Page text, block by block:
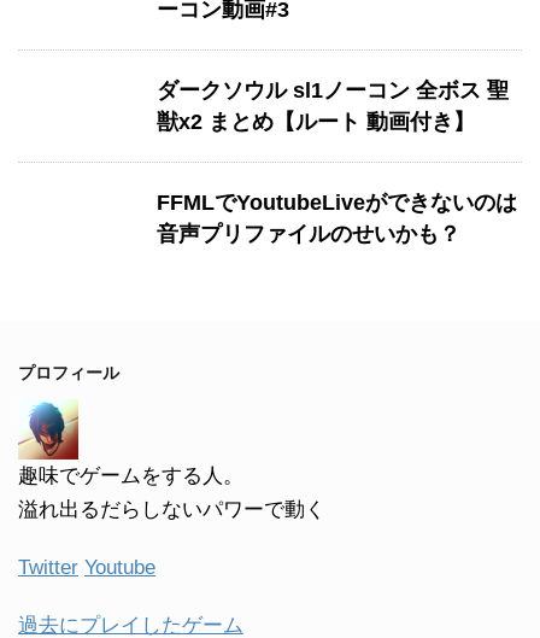
ーコン動画#3
ダークソウル sl1ノーコン 全ボス 聖
獣x2 まとめ【ルート 動画付き】
FFMLでYoutubeLiveができないのは
音声プリファイルのせいかも？
プロフィール
趣味でゲームをする人。
溢れ出るだらしないパワーで動く
Twitter Youtube
過去にプレイしたゲーム